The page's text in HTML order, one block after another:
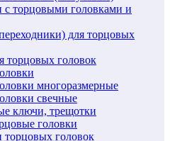
торцовыми головками и
для торцовых
торцовых головок
многоразмерные
свечные
ключи, трещотки
головки
торцовых головок